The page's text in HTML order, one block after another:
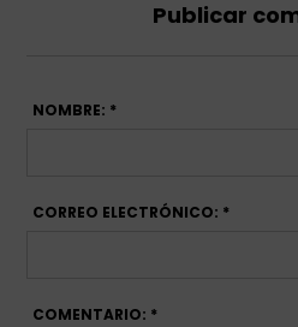
Publicar
NOMBRE: *
CORREO ELECTRÓNICO: *
COMENTARIO: *